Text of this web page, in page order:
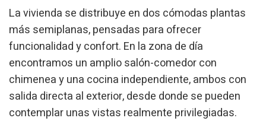
La vivienda se distribuye en dos cómodas plantas
más semiplanas, pensadas para ofrecer
funcionalidad y confort. En la zona de día
encontramos un amplio salón-comedor con
chimenea y una cocina independiente, ambos con
salida directa al exterior, desde donde se pueden
contemplar unas vistas realmente privilegiadas.